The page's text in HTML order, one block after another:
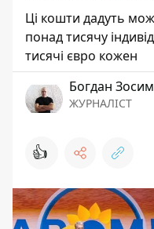
Ці кошти дадуть
понад тисячу
тисячі євро кожен
Богдан
ЖУРНАЛІСТ
👍